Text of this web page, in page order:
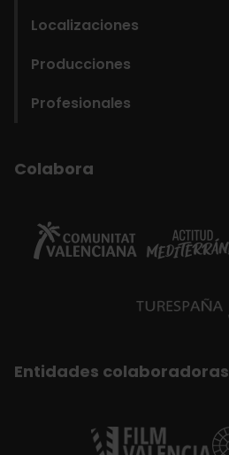
navigation
Film
Localizaciones
Producciones
Profesionales
Colabora
Entidades colaboradoras